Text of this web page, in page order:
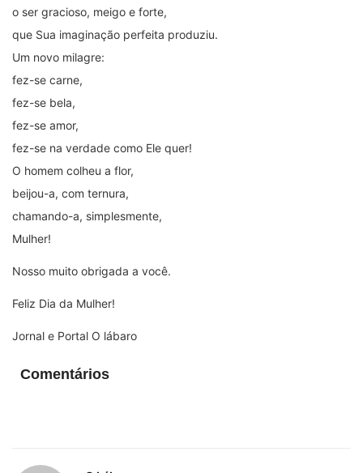
o ser gracioso, meigo e forte,
que Sua imaginação perfeita produziu.
Um novo milagre:
fez-se carne,
fez-se bela,
fez-se amor,
fez-se na verdade como Ele quer!
O homem colheu a flor,
beijou-a, com ternura,
chamando-a, simplesmente,
Mulher!
Nosso muito obrigada a você.
Feliz Dia da Mulher!
Jornal e Portal O lábaro
Comentários